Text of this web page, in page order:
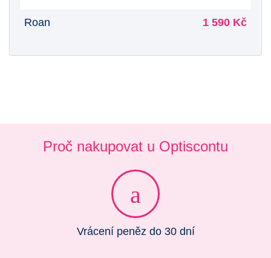
Roan 1 590 Kč
Proč nakupovat u Optiscontu
Vrácení peněz do 30 dní